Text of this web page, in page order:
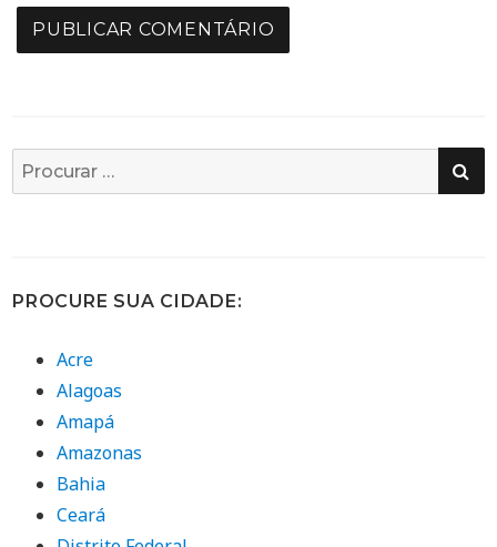
Busca
por:
PROCURE SUA CIDADE:
Acre
Alagoas
Amapá
Amazonas
Bahia
Ceará